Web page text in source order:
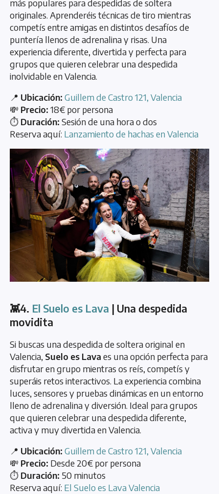
más populares para despedidas de soltera
originales. Aprenderéis técnicas de tiro mientras
competís entre amigas en distintos desafíos de
puntería llenos de adrenalina y risas. Una
experiencia diferente, divertida y perfecta para
grupos que quieren celebrar una despedida
inolvidable en Valencia.
📍 Ubicación: Guillem de Castro 121, Valencia
💸 Precio: 18€ por persona
⏱️ Duración: Sesión de una hora o dos
Reserva aquí: Lanzamiento de hachas en Valencia
👾4. El Suelo es Lava | Una despedida
movidita
Si buscas una despedida de soltera original en
Valencia, Suelo es Lava es una opción perfecta para
disfrutar en grupo mientras os reís, competís y
superáis retos interactivos. La experiencia combina
luces, sensores y pruebas dinámicas en un entorno
lleno de adrenalina y diversión. Ideal para grupos
que quieren celebrar una despedida diferente,
activa y muy divertida en Valencia.
📍 Ubicación: Guillem de Castro 121, Valencia
💸 Precio: Desde 20€ por persona
⏱️ Duración: 50 minutos
Reserva aquí: El Suelo es Lava Valencia